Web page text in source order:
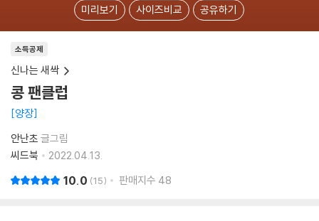
미리보기 사이즈비교 공유하기
소득공제
신나는 새싹
콩 팬클럽
양장
안난초 글그림
씨드북
2022.04.13.
10.0 15 판매지수 48